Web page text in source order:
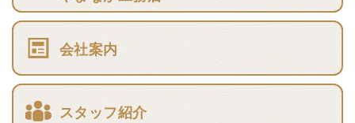
会社案内
スタッフ紹介